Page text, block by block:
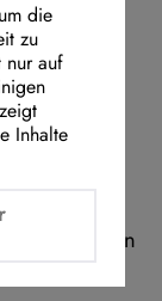
an
und
Kommunen
die
zu
nur auf
Inhalte